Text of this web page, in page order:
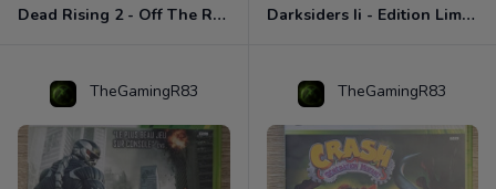
Dead Rising 2 - Off The Record Xbox 360 Darksiders Ii - Edition Limitée Xbox 360
TheGamingR83 TheGamingR83